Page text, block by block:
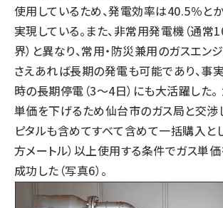
使用しているため、発電効率は40.5％と
実現している。また、非常用発電機（通
界）と異なり、常用・防災兼用のガスエン
さえあれば長期の発電も可能であり、事
時の長期停電（3〜4日）にも大活躍した
単価を下げるため仙台市のガス局と交渉
ピタルも含めてすべて含めて一括購入と
方メートル）以上使用する条件でガス単
成功した（写真6）。